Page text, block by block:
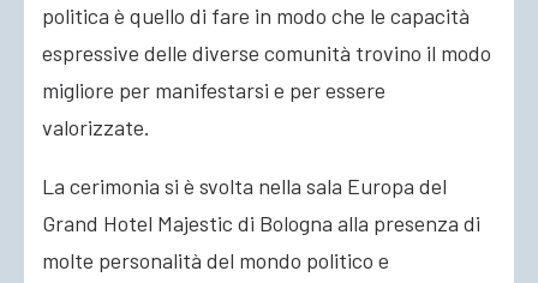
politica è quello di fare in modo che le capacità
espressive delle diverse comunità trovino il modo
migliore per manifestarsi e per essere
valorizzate.
La cerimonia si è svolta nella sala Europa del
Grand Hotel Majestic di Bologna alla presenza di
molte personalità del mondo politico e